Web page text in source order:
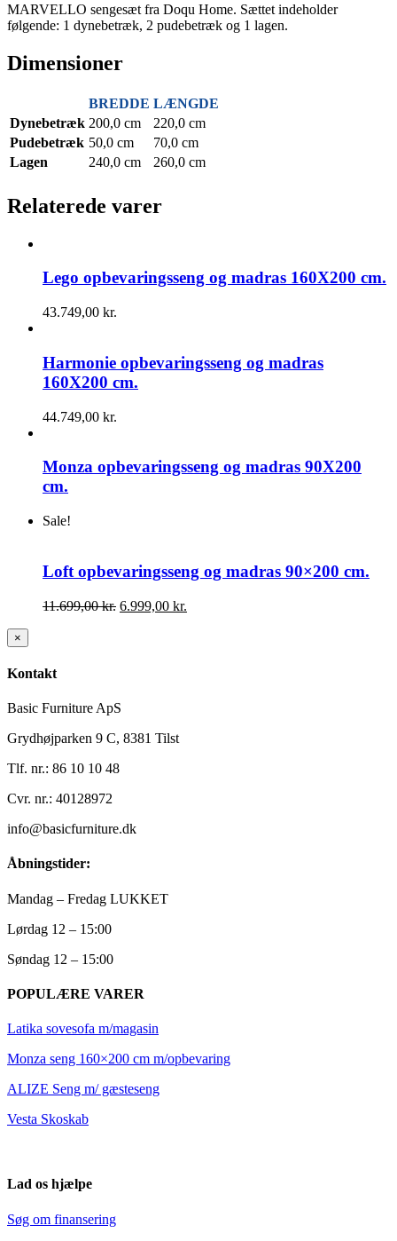
MARVELLO sengesæt fra Doqu Home. Sættet indeholder
følgende: 1 dynebetræk, 2 pudebetræk og 1 lagen.
Dimensioner
BREDDE LÆNGDE
Dynebetræk 200,0 cm
220,0 cm
Pudebetræk 50,0 cm
70,0 cm
Lagen
240,0 cm 260,0 cm
Relaterede varer
Lego opbevaringsseng og madras 160X200 cm.
43.749,00 kr.
Harmonie opbevaringsseng og madras
160X200 cm.
44.749,00 kr.
Monza opbevaringsseng og madras 90X200
cm.
Sale!
Loft opbevaringsseng og madras 90×200 cm.
11.699,00kr. Den
6.999,00 kr.
Close
product
view
×
Kontakt
Basic Furniture ApS
Grydhøjparken 9 C, 8381 Tilst
Tlf. nr.: 86 10 10 48
Cvr. nr.: 40128972
info@basicfurniture.dk
Åbningstider:
Mandag – Fredag LUKKET
Lørdag 12 – 15:00
Søndag 12 – 15:00
POPULÆRE VARER
Latika sovesofa m/magasin
Monza seng 160×200 cm m/opbevaring
ALIZE Seng m/ gæsteseng
Vesta Skoskab
Lad os hjælpe
Søg om finansering